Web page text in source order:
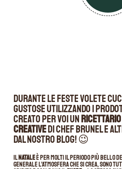
Durante le feste volete
gustose utilizzando i
creato per voi unricettario
creativedi Chef Brunel e
dal nostro blog! 😉
IlNataleè per molti il periodo più bello
generale l’atmosfera che si crea, sono